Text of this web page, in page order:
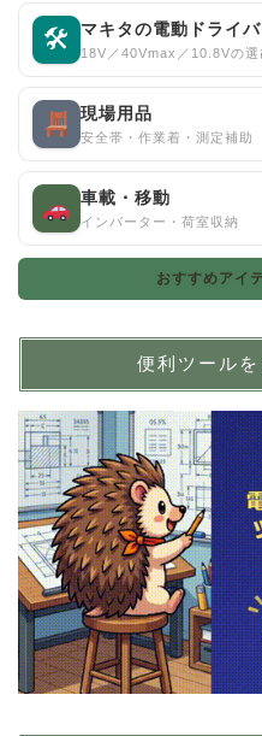
🛠 マキタの電動ドライ
18V／40Vmax／10.8Vの選
現場用品
安全帯・作業着・測定補助
車載・移動
インバーター・荷室収納
おすすめアイ
便利ツールを